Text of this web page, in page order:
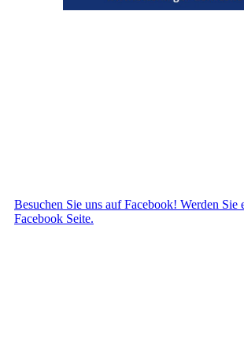
Besuchen Sie uns auf Facebook! Werden Sie
Facebook Seite.